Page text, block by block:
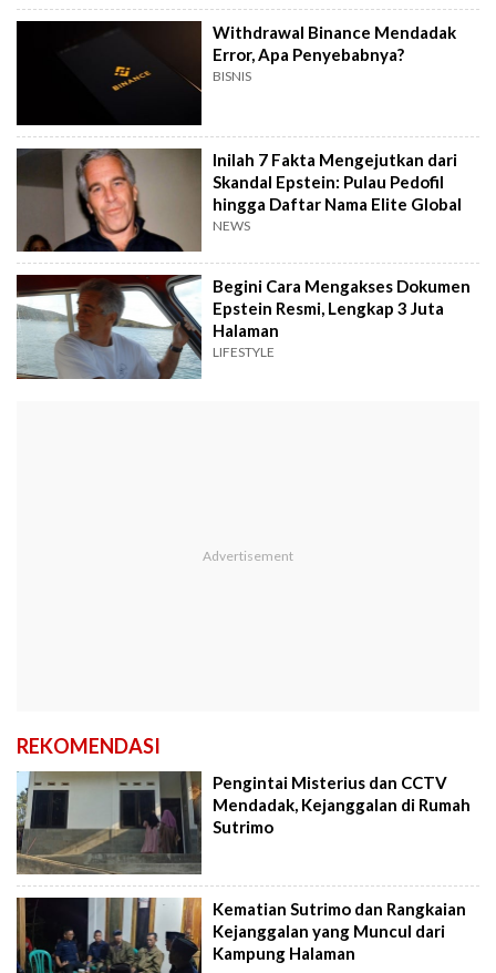
Withdrawal Binance Mendadak
Error, Apa Penyebabnya?
BISNIS
Inilah 7 Fakta Mengejutkan dari
Skandal Epstein: Pulau Pedofil
hingga Daftar Nama Elite Global
NEWS
Begini Cara Mengakses Dokumen
Epstein Resmi, Lengkap 3 Juta
Halaman
LIFESTYLE
REKOMENDASI
Pengintai Misterius dan CCTV
Mendadak, Kejanggalan di Rumah
Sutrimo
Kematian Sutrimo dan Rangkaian
Kejanggalan yang Muncul dari
Kampung Halaman